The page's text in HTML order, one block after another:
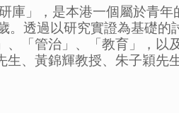
庫」，是本港一個屬於青
透過以研究實證為基礎的
「管治」、「教育」，
、黃錦輝教授、朱子穎先